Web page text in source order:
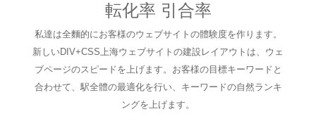
転化率 引合率
私達は全麵的にお客様のウェブサイトの體験度を作ります。
新しいDIV+CSS上海ウェブサイトの建設レイアウトは、ウェ
ブページのスピードを上げます。お客様の目標キーワードと
合わせて、駅全體の最適化を行い、キーワードの自然ランキ
ングを上げます。